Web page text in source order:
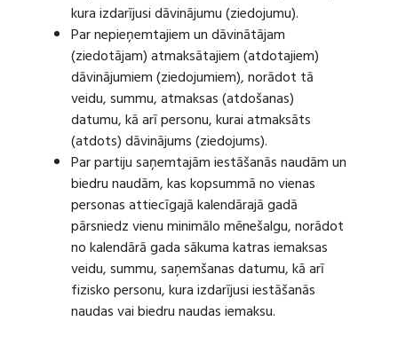
kura izdarījusi dāvinājumu (ziedojumu).
Par nepieņemtajiem un dāvinātājam
(ziedotājam) atmaksātajiem (atdotajiem)
dāvinājumiem (ziedojumiem), norādot tā
veidu, summu, atmaksas (atdošanas)
datumu, kā arī personu, kurai atmaksāts
(atdots) dāvinājums (ziedojums).
Par partiju saņemtajām iestāšanās naudām un
biedru naudām, kas kopsummā no vienas
personas attiecīgajā kalendārajā gadā
pārsniedz vienu minimālo mēnešalgu, norādot
no kalendārā gada sākuma katras iemaksas
veidu, summu, saņemšanas datumu, kā arī
fizisko personu, kura izdarījusi iestāšanās
naudas vai biedru naudas iemaksu.